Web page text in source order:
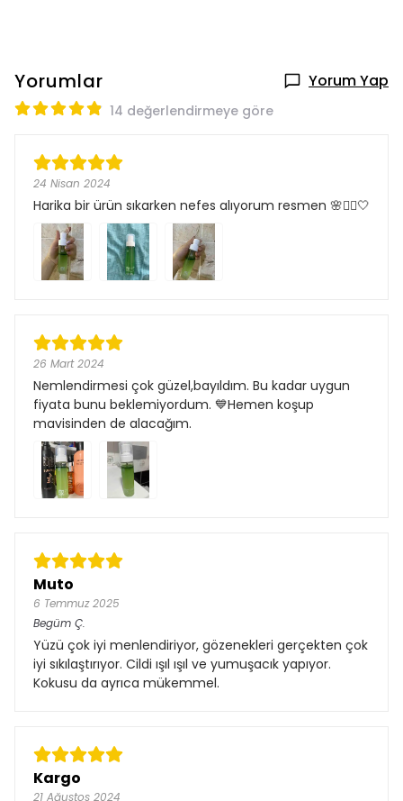
Yorumlar Yorum Yap
14 değerlendirmeye göre
24 Nisan 2024
Harika bir ürün sıkarken nefes alıyorum resmen 🌸🙂‍↔️🤍
26 Mart 2024
Nemlendirmesi çok güzel,bayıldım. Bu kadar uygun
fiyata bunu beklemiyordum. 💙Hemen koşup
mavisinden de alacağım.
Muto
6 Temmuz 2025
Begüm Ç.
Yüzü çok iyi menlendiriyor, gözenekleri gerçekten çok
iyi sıkılaştırıyor. Cildi ışıl ışıl ve yumuşacık yapıyor.
Kokusu da ayrıca mükemmel.
Kargo
21 Ağustos 2024